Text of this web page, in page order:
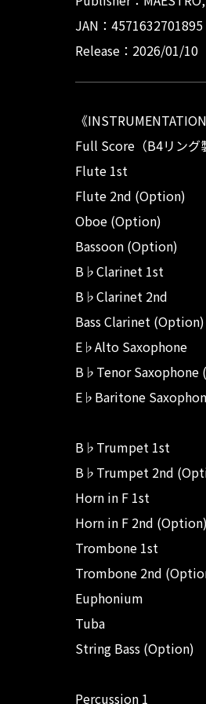
JAN：4571632701895
Release：2026/01/10
《INSTRUMENTATION
Full Score（B4リング
Flute 1st
Flute 2nd (Option)
Oboe (Option)
Bassoon (Option)
B♭Clarinet 1st
B♭Clarinet 2nd
Bass Clarinet (Option)
E♭Alto Saxophone
B♭Tenor Saxophone
E♭Baritone
B♭Trumpet 1st
B♭Trumpet 2nd
Horn in F 1st
Horn in F 2nd (Option)
Trombone 1st
Trombone 2nd
Euphonium
Tuba
String Bass (Option)
Percussion 1